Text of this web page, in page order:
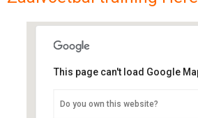
Sporthal de toekomst
This page can't load Google
Do you own this website?